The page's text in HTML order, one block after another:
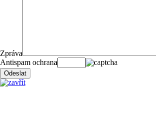
Zpráva
Antispam ochrana